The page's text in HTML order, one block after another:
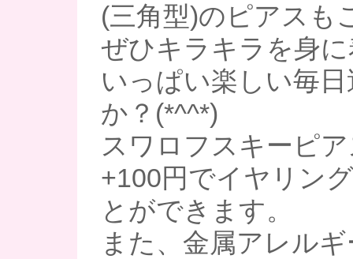
(三角型)のピアスも
ぜひキラキラを身
いっぱい楽しい毎
か？(*^^*)
スワロフスキーピ
+100円でイヤリン
とができます。
また、金属アレル